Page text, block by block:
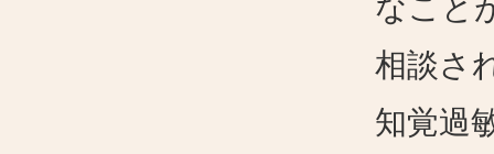
なこと
相談さ
知覚過